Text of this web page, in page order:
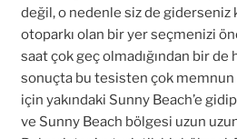
değil, o nedenle siz de giderseniz
otoparkı olan bir yer seçmenizi
saat çok geç olmadığından bir de
sonuçta bu tesisten çok memnun
için yakındaki Sunny Beach’e
ve Sunny Beach bölgesi uzun